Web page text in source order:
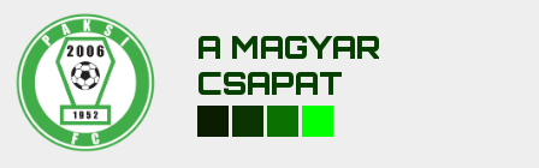
A MAGYAR
CSAPAT